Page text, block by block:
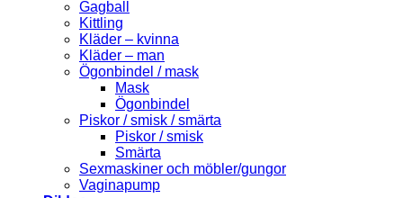
Gagball
Kittling
Kläder – kvinna
Kläder – man
Ögonbindel / mask
Mask
Ögonbindel
Piskor / smisk / smärta
Piskor / smisk
Smärta
Sexmaskiner och möbler/gungor
Vaginapump